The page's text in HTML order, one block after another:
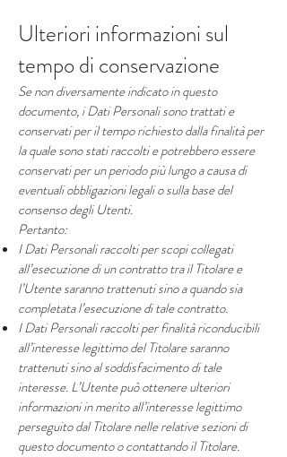
Ulteriori informazioni sul
tempo di conservazione
Se non diversamente indicato in questo
documento, i Dati Personali sono trattati e
conservati per il tempo richiesto dalla finalità per
la quale sono stati raccolti e potrebbero essere
conservati per un periodo più lungo a causa di
eventuali obbligazioni legali o sulla base del
consenso degli Utenti.
Pertanto:
I Dati Personali raccolti per scopi collegati
all’esecuzione di un contratto tra il Titolare e
l’Utente saranno trattenuti sino a quando sia
completata l’esecuzione di tale contratto.
I Dati Personali raccolti per finalità riconducibili
all’interesse legittimo del Titolare saranno
trattenuti sino al soddisfacimento di tale
interesse. L’Utente può ottenere ulteriori
informazioni in merito all’interesse legittimo
perseguito dal Titolare nelle relative sezioni di
questo documento o contattando il Titolare.